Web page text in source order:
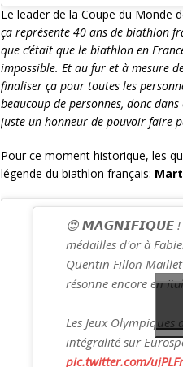
Le leader de la Coupe du Monde
ça représente 40 ans de biathlon
que c’était que le biathlon en
impossible. Et au fur et à mesure
finaliser ça pour toutes les
beaucoup de personnes, donc
juste un honneur de pouvoir faire
Pour ce moment historique, les
légende du biathlon français:
😍 𝙈𝘼𝙂𝙉𝙄𝙁𝙄𝙌𝙐𝙀 !
médailles d'or à
Quentin Fillon
résonne encore en
Les Jeux Olympiques
intégralité sur
pic.twitter.com/